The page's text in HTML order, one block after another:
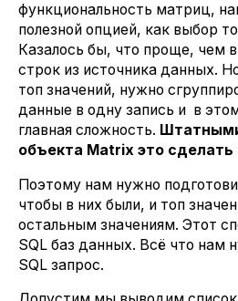
функциональность матриц,
полезной опцией, как выбор
Казалось бы, что проще, чем
строк из источника данных.
топ значений, нужно
данные в одну запись и в
главная сложность.
объекта Matrix это
Поэтому нам нужно
чтобы в них были, и топ
остальным значениям. Этот
SQL баз данных. Всё что нам
SQL запрос.